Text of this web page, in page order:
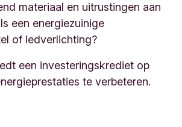
materiaal en uitrustingen aan
een energiezuinige
of ledverlichting?
een investeringskrediet op
te verbeteren.